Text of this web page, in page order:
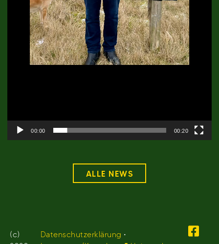
00:00 00:20
ALLE NEWS
(c)
Datenschutzerklärung •